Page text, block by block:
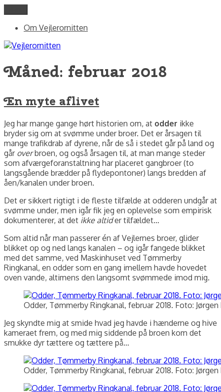
indhold
Vejlerornitten
fotos og skriblerier af Jørgen Peter Kjeldsen/ornit.dk
Om Vejlerornitten
Måned: februar 2018
En myte aflivet
Jeg har mange gange hørt historien om, at odder ikke
bryder sig om at svømme under broer. Det er årsagen til
mange trafikdrab af dyrene, når de så i stedet går på land og
går overbroen, og også årsagen til, at man mange steder
som afværgeforanstaltning har placeret gangbroer (to
langsgående brædder på flydepontoner) langs bredden af
åen/kanalen under broen.
Det er sikkert rigtigt i de fleste tilfælde at odderen undgår at
svømme under, men igår fik jeg en oplevelse som empirisk
dokumenterer, at det ikke altider tilfældet…
Som altid når man passerer én af Vejlernes broer, glider
blikket op og ned langs kanalen – og igår fangede blikket
med det samme, ved Maskinhuset ved Tømmerby
Ringkanal, en odder som en gang imellem havde hovedet
oven vande, altimens den langsomt svømmede imod mig.
Odder, Tømmerby Ringkanal, februar 2018. Foto:
Jeg skyndte mig at smide hvad jeg havde i hænderne og hive
kameraet frem, og med mig siddende på broen kom det
smukke dyr tættere og tættere på…
Odder, Tømmerby Ringkanal, februar 2018. Foto: